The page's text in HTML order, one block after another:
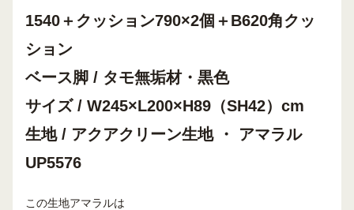
1540＋クッション790×2個＋B620角クッ
ション
ベース脚 / タモ無垢材・黒色
サイズ / W245×L200×H89（SH42）cm
生地 / アクアクリーン生地 ・ アマラル
UP5576
この生地アマラルは